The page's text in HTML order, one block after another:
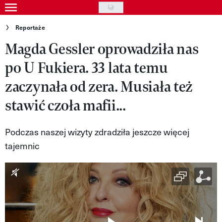
Skip
to
content
Gwiazdy
Ludzie
Moda
Uroda
Styl życia
Kultura
Wideo
Nasze akcje
VIVA!ART
VIVA!MODA
Reportaże
Magda Gessler oprowadziła nas
po U Fukiera. 33 lata temu
zaczynała od zera. Musiała też
stawić czoła mafii...
Podczas naszej wizyty zdradziła jeszcze więcej
tajemnic